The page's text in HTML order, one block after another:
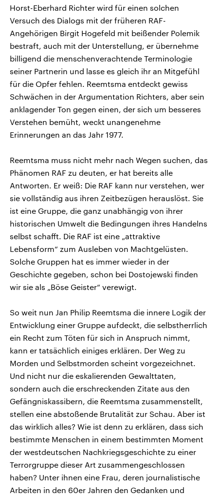
Horst-Eberhard Richter wird für einen solchen
Versuch des Dialogs mit der früheren RAF-
Angehörigen Birgit Hogefeld mit beißender Polemik
bestraft, auch mit der Unterstellung, er übernehme
billigend die menschenverachtende Terminologie
seiner Partnerin und lasse es gleich ihr an Mitgefühl
für die Opfer fehlen. Reemtsma entdeckt gewiss
Schwächen in der Argumentation Richters, aber sein
anklagender Ton gegen einen, der sich um besseres
Verstehen bemüht, weckt unangenehme
Erinnerungen an das Jahr 1977.
Reemtsma muss nicht mehr nach Wegen suchen, das
Phänomen RAF zu deuten, er hat bereits alle
Antworten. Er weiß: Die RAF kann nur verstehen, wer
sie vollständig aus ihren Zeitbezügen herauslöst. Sie
ist eine Gruppe, die ganz unabhängig von ihrer
historischen Umwelt die Bedingungen ihres Handelns
selbst schafft. Die RAF ist eine „attraktive
Lebensform“ zum Ausleben von Machtgelüsten.
Solche Gruppen hat es immer wieder in der
Geschichte gegeben, schon bei Dostojewski finden
wir sie als „Böse Geister“ verewigt.
So weit nun Jan Philip Reemtsma die innere Logik der
Entwicklung einer Gruppe aufdeckt, die selbstherrlich
ein Recht zum Töten für sich in Anspruch nimmt,
kann er tatsächlich einiges erklären. Der Weg zu
Morden und Selbstmorden scheint vorgezeichnet.
Und nicht nur die eskalierenden Gewalttaten,
sondern auch die erschreckenden Zitate aus den
Gefängniskassibern, die Reemtsma zusammenstellt,
stellen eine abstoßende Brutalität zur Schau. Aber ist
das wirklich alles? Wie ist denn zu erklären, dass sich
bestimmte Menschen in einem bestimmten Moment
der westdeutschen Nachkriegsgeschichte zu einer
Terrorgruppe dieser Art zusammengeschlossen
haben? Unter ihnen eine Frau, deren journalistische
Arbeiten in den 60er Jahren den Gedanken und